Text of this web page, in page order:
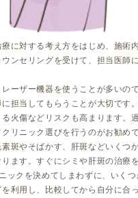
に対する考え方をはじめ、施術
ンセリングを受けて、担当医師
ーザー機器を使うことが多いの
担当してもらうことが大切です
火傷などリスクも高まります。
リニック選びを行うのがお勧め
斑やそばかす、肝斑などいくつ
ます。すぐにシミや肝斑の治療
ックを決めてしまわずに、いくつ
利用し、比較してから自分に合